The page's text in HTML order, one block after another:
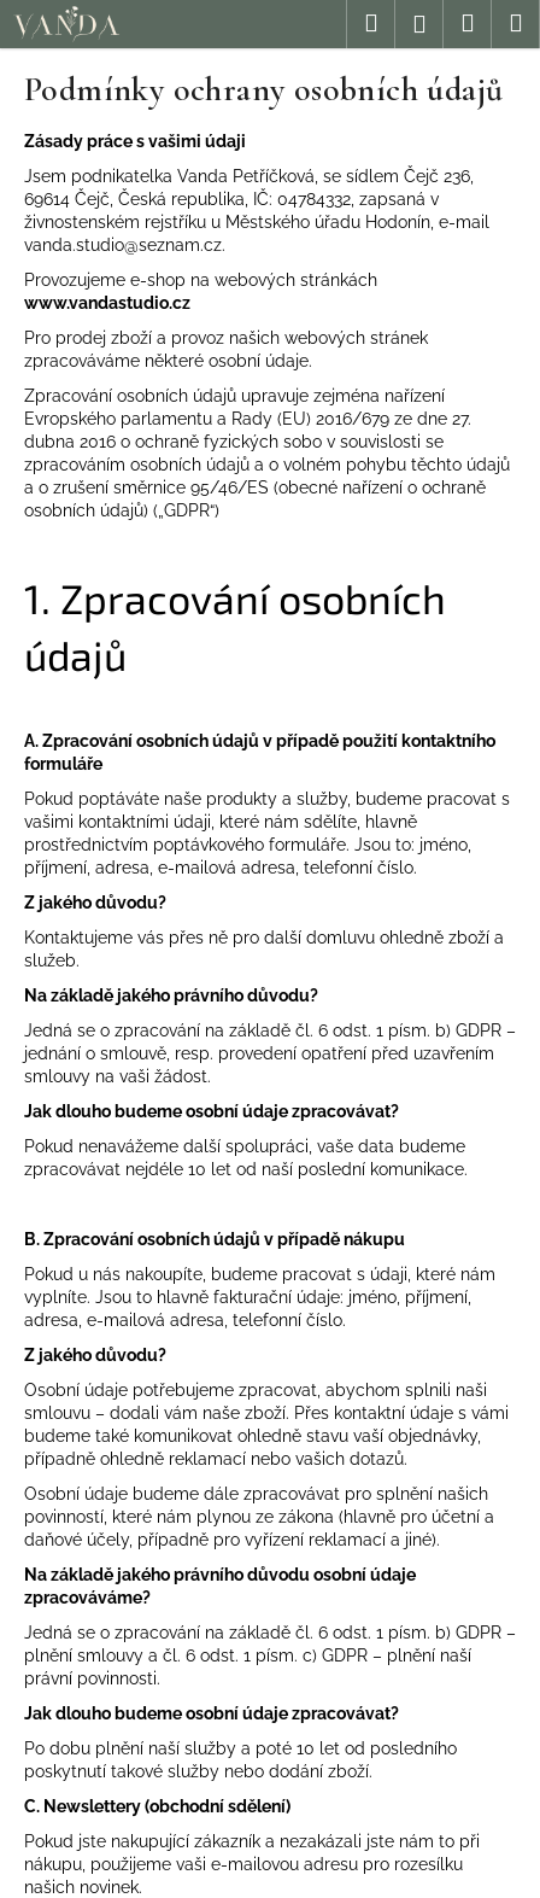
obsah
HledatPřihlášení
Podmínky ochrany osobních údajů
Zásady práce s vašimi údaji
Jsem podnikatelka Vanda Petříčková, se sídlem Čejč 236,
69614 Čejč, Česká republika, IČ: 04784332, zapsaná v
živnostenském rejstříku u Městského úřadu Hodonín, e-mail
vanda.studio@seznam.cz.
Provozujeme e-shop na webových stránkách
www.vandastudio.cz
Pro prodej zboží a provoz našich webových stránek
zpracováváme některé osobní údaje.
Zpracování osobních údajů upravuje zejména nařízení
Evropského parlamentu a Rady (EU) 2016/679 ze dne 27.
dubna 2016 o ochraně fyzických sobo v souvislosti se
zpracováním osobních údajů a o volném pohybu těchto údajů
a o zrušení směrnice 95/46/ES (obecné nařízení o ochraně
osobních údajů) („GDPR“)
1. Zpracování osobních
údajů
A. Zpracování osobních údajů v případě použití kontaktního
formuláře
Pokud poptáváte naše produkty a služby, budeme pracovat s
vašimi kontaktními údaji, které nám sdělíte, hlavně
prostřednictvím poptávkového formuláře. Jsou to: jméno,
příjmení, adresa, e-mailová adresa, telefonní číslo.
Z jakého důvodu?
Kontaktujeme vás přes ně pro další domluvu ohledně zboží a
služeb.
Na základě jakého právního důvodu?
Jedná se o zpracování na základě čl. 6 odst. 1 písm. b) GDPR –
jednání o smlouvě, resp. provedení opatření před uzavřením
smlouvy na vaši žádost.
Jak dlouho budeme osobní údaje zpracovávat?
Pokud nenavážeme další spolupráci, vaše data budeme
zpracovávat nejdéle 10 let od naší poslední komunikace.
B. Zpracování osobních údajů v případě nákupu
Pokud u nás nakoupíte, budeme pracovat s údaji, které nám
vyplníte. Jsou to hlavně fakturační údaje: jméno, příjmení,
adresa, e-mailová adresa, telefonní číslo.
Z jakého důvodu?
Osobní údaje potřebujeme zpracovat, abychom splnili naši
smlouvu – dodali vám naše zboží. Přes kontaktní údaje s vámi
budeme také komunikovat ohledně stavu vaší objednávky,
případně ohledně reklamací nebo vašich dotazů.
Osobní údaje budeme dále zpracovávat pro splnění našich
povinností, které nám plynou ze zákona (hlavně pro účetní a
daňové účely, případně pro vyřízení reklamací a jiné).
Na základě jakého právního důvodu osobní údaje
zpracováváme?
Jedná se o zpracování na základě čl. 6 odst. 1 písm. b) GDPR –
plnění smlouvy a čl. 6 odst. 1 písm. c) GDPR – plnění naší
právní povinnosti.
Jak dlouho budeme osobní údaje zpracovávat?
Po dobu plnění naší služby a poté 10 let od posledního
poskytnutí takové služby nebo dodání zboží.
C. Newslettery (obchodní sdělení)
Pokud jste nakupující zákazník a nezakázali jste nám to při
nákupu, použijeme vaši e-mailovou adresu pro rozesílku
našich novinek.
K
o
C
p
o
t
ř
e
b
u
j
e
t
e
n
í
t
?